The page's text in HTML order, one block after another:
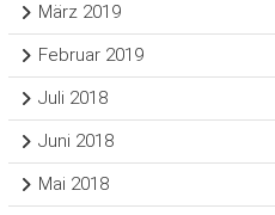
März 2019
Februar 2019
Juli 2018
Juni 2018
Mai 2018